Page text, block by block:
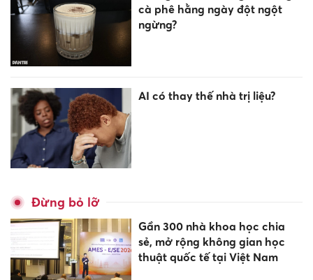
cà phê hằng ngày đột ngột
ngừng?
AI có thay thế nhà trị liệu?
Đừng bỏ lỡ
Gần 300 nhà khoa học chia
sẻ, mở rộng không gian học
thuật quốc tế tại Việt Nam